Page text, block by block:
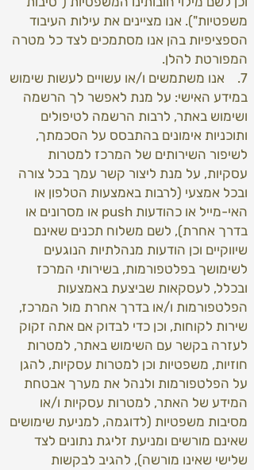
משפטיות"). אנו מציינים את עילות העיבוד
הספציפיות בהן אנו מסתמכים לצד כל מטרה
המפורטת להלן.
7. אנו משתמשים ו/או עשויים לעשות שימוש
במידע האישי: על מנת לאפשר לך הרשמה
ושימוש באתר, לרבות הרשמה לטיפולים
ותוכניות אימונים בהתבסס על הסכמתך,
לשיפור השירותים של המרכז למטרות
עסקיות, על מנת ליצור קשר עמך בכל צורה
ובכל אמצעי (לרבות באמצעות הטלפון או
האי-מייל או כהודעות push או מסרונים או
בדרך אחרת), לשם משלוח תכנים שאינם
שיווקיים וכן הודעות מנהלתיות הנוגעים
לשימושך בפלטפורמות, בשירותי המרכז
ובכלל, לעסקאות שביצעת באמצעות
הפלטפורמות ו/או בדרך אחרת מול המרכז,
שירות לקוחות, וכן כדי לבדוק אם אתה זקוק
לעזרה בקשר עם השימוש באתר, למטרות
חוזיות, משפטיות וכן למטרות עסקיות, להגן
על הפלטפורמות ולנהל את מערך אבטחת
המידע של האתר, למטרות עסקיות ו/או
מסיבות משפטיות (לדוגמה, למניעת שימושים
שאינם מורשים ומניעת זליגת נתונים לצד
שלישי שאינו מורשה), להגיב לבקשות